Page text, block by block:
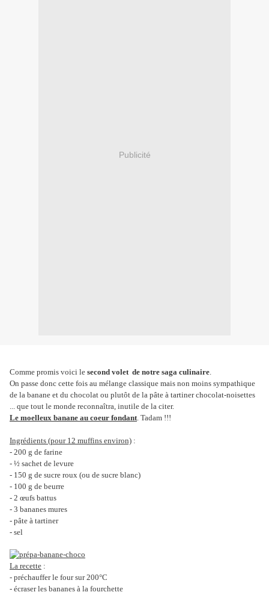
Publicité
Comme promis voici le second volet de notre saga culinaire.
On passe donc cette fois au mélange classique mais non moins sympathique
de la banane et du chocolat ou plutôt de la pâte à tartiner chocolat-noisettes
... que tout le monde reconnaîtra, inutile de la citer.
Le moelleux banane au coeur fondant. Tadam !!!
Ingrédients (pour 12 muffins environ) :
- 200 g de farine
- ½ sachet de levure
- 150 g de sucre roux (ou de sucre blanc)
- 100 g de beurre
- 2 œufs battus
- 3 bananes mures
- pâte à tartiner
- sel
La recette :
- préchauffer le four sur 200°C
- écraser les bananes à la fourchette